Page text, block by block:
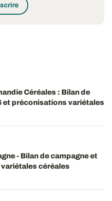
Céréales : Bilan de
et préconisations variétales
- Bilan de campagne et
céréales